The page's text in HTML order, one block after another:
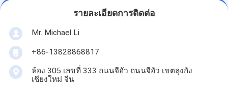
รายละเอียดการติดต่อ
Mr. Michael Li
+86-13828868817
ห้อง 305 เลขที่ 333 ถนนจีฮัว ถนนจีฮัว เขตลุงกัง
เชียงใหม่ จีน